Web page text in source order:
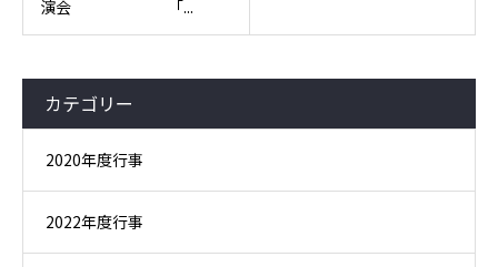
演会 「...
カテゴリー
2020年度行事
2022年度行事